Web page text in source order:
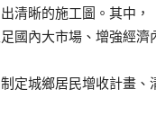
清晰的施工圖。其中，
國內大市場、增強經濟
定城鄉居民增收計畫、